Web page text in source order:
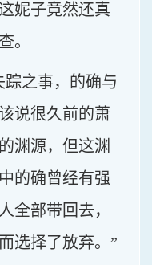
妮子竟然还真
。
踪之事，的确与
说很久前的萧
渊源，但这渊
的确曾经有强
全部带回去，
选择了放弃。”